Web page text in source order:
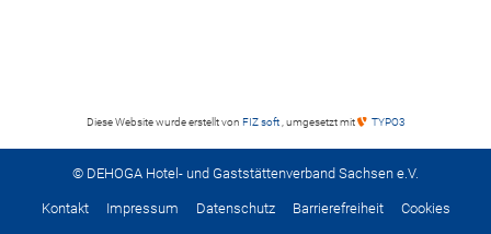
Diese Website wurde erstellt von FIZ soft , umgesetzt mit TYPO3
© DEHOGA Hotel- und Gaststättenverband Sachsen e.V.
Kontakt Impressum Datenschutz Barrierefreiheit Cookies